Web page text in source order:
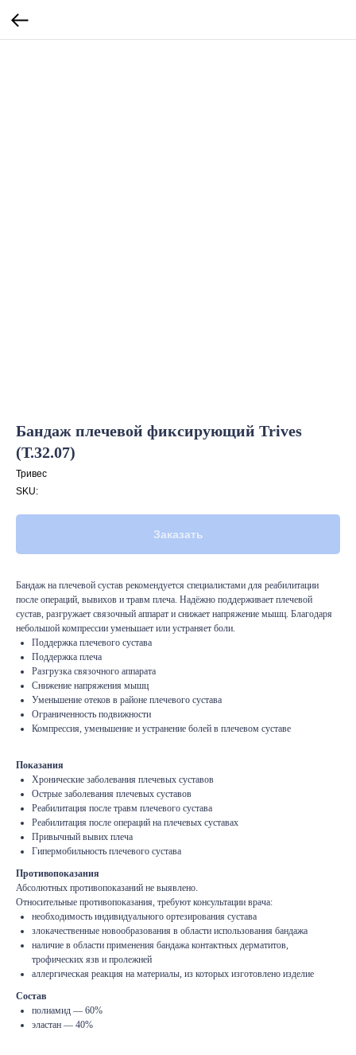
Бандаж плечевой фиксирующий Trives
(Т.32.07)
Тривес
SKU:
Заказать
Бандаж на плечевой сустав рекомендуется специалистами для реабилитации
после операций, вывихов и травм плеча. Надёжно поддерживает плечевой
сустав, разгружает связочный аппарат и снижает напряжение мышц. Благодаря
небольшой компрессии уменьшает или устраняет боли.
Поддержка плечевого сустава
Поддержка плеча
Разгрузка связочного аппарата
Снижение напряжения мышц
Уменьшение отеков в районе плечевого сустава
Ограниченность подвижности
Компрессия, уменьшение и устранение болей в плечевом суставе
Показания
Хронические заболевания плечевых суставов
Острые заболевания плечевых суставов
Реабилитация после травм плечевого сустава
Реабилитация после операций на плечевых суставах
Привычный вывих плеча
Гипермобильность плечевого сустава
Противопоказания
Абсолютных противопоказаний не выявлено.
Относительные противопоказания, требуют консультации врача:
необходимость индивидуального ортезирования сустава
злокачественные новообразования в области использования бандажа
наличие в области применения бандажа контактных дерматитов,
трофических язв и пролежней
аллергическая реакция на материалы, из которых изготовлено изделие
Состав
полиамид — 60%
эластан — 40%